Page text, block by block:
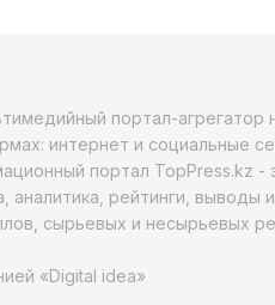
портал-
интернет и социальные
портал TopPress.kz -
аналитика, рейтинги,
сырьевых и несырьевых
«Digital idea»